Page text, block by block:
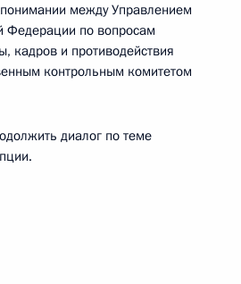
между Управлением
Федерации по вопросам
кадров и противодействия
контрольным комитетом
диалог по теме